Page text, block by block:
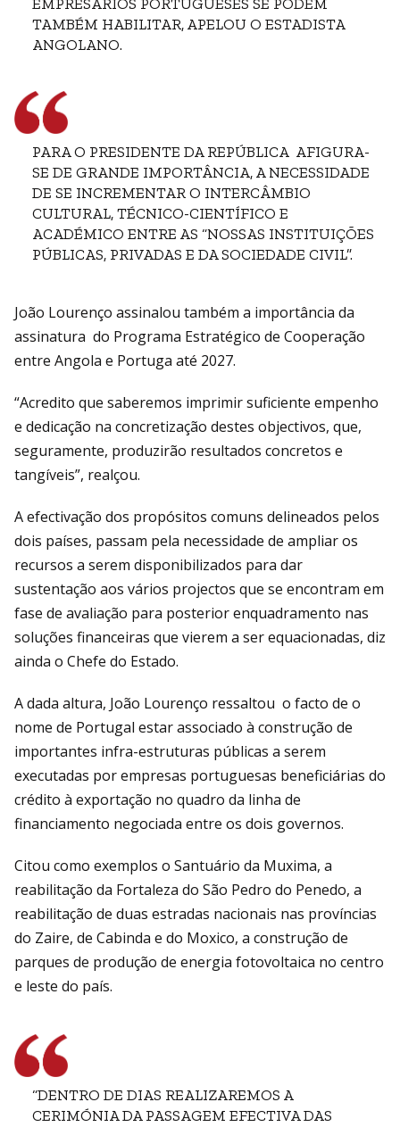
EMPRESÁRIOS PORTUGUESES SE PODEM
TAMBÉM HABILITAR, APELOU O ESTADISTA
ANGOLANO.
PARA O PRESIDENTE DA REPÚBLICA AFIGURA-
SE DE GRANDE IMPORTÂNCIA, A NECESSIDADE
DE SE INCREMENTAR O INTERCÂMBIO
CULTURAL, TÉCNICO-CIENTÍFICO E
ACADÉMICO ENTRE AS “NOSSAS INSTITUIÇÕES
PÚBLICAS, PRIVADAS E DA SOCIEDADE CIVIL”.
João Lourenço assinalou também a importância da
assinatura do Programa Estratégico de Cooperação
entre Angola e Portuga até 2027.
“Acredito que saberemos imprimir suficiente empenho
e dedicação na concretização destes objectivos, que,
seguramente, produzirão resultados concretos e
tangíveis”, realçou.
A efectivação dos propósitos comuns delineados pelos
dois países, passam pela necessidade de ampliar os
recursos a serem disponibilizados para dar
sustentação aos vários projectos que se encontram em
fase de avaliação para posterior enquadramento nas
soluções financeiras que vierem a ser equacionadas, diz
ainda o Chefe do Estado.
A dada altura, João Lourenço ressaltou o facto de o
nome de Portugal estar associado à construção de
importantes infra-estruturas públicas a serem
executadas por empresas portuguesas beneficiárias do
crédito à exportação no quadro da linha de
financiamento negociada entre os dois governos.
Citou como exemplos o Santuário da Muxima, a
reabilitação da Fortaleza do São Pedro do Penedo, a
reabilitação de duas estradas nacionais nas províncias
do Zaire, de Cabinda e do Moxico, a construção de
parques de produção de energia fotovoltaica no centro
e leste do país.
“DENTRO DE DIAS REALIZAREMOS A
CERIMÓNIA DA PASSAGEM EFECTIVA DAS